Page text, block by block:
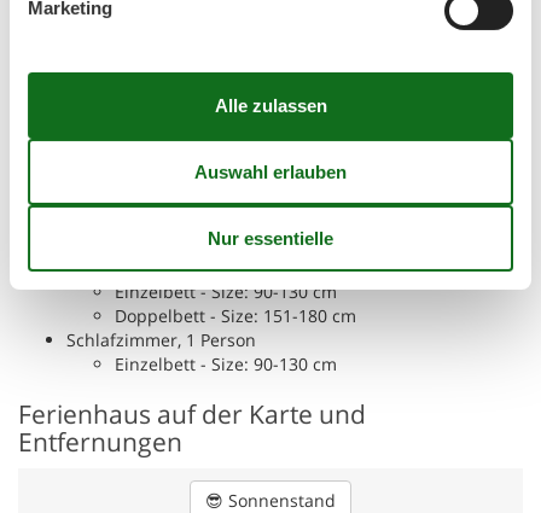
Schlafzimmer, 2 Personen
Doppelbett - Size: 151-180 cm
Doppelbett - Size: 151-180 cm
Schlafzimmer, 2 Personen
Doppelbett - Size: 151-180 cm
Schlafzimmer, 3 Personen
Einzelbett - Size: 90-130 cm
Doppelbett - Size: 151-180 cm
Schlafzimmer, 1 Person
Einzelbett - Size: 90-130 cm
Ferienhaus auf der Karte und
Entfernungen
😎 Sonnenstand
Marketing